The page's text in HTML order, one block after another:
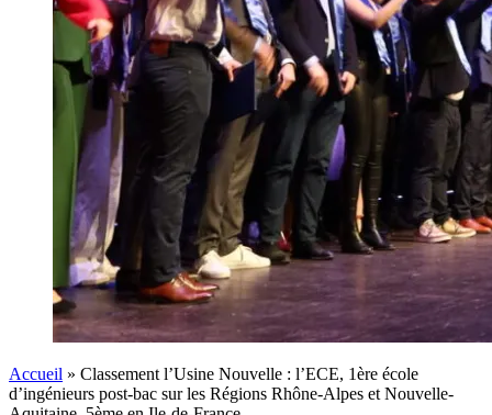
Accueil » Classement l’Usine Nouvelle : l’ECE, 1ère école
d’ingénieurs post-bac sur les Régions Rhône-Alpes et Nouvelle-